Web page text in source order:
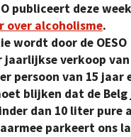
publiceert deze week
over alcoholisme.
wordt door de OESO
jaarlijkse verkoop
persoon van 15 jaar
blijken dat de
dan 10 liter pure
parkeert ons